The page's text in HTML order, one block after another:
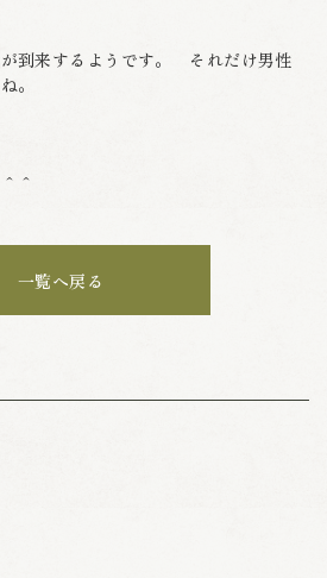
到来するようです。 それだけ男性
。
＾
一覧へ戻る